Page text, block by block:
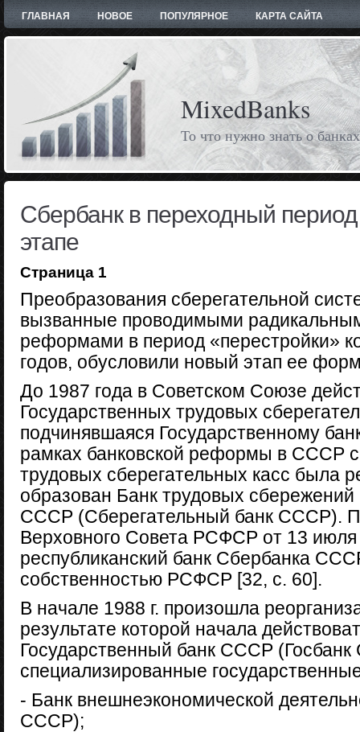
ГЛАВНАЯ НОВОЕ ПОПУЛЯРНОЕ КАРТА САЙТА
MixedBanks
То что нужно знать о банках
Сбербанк в переходный
этапе
Страница 1
Преобразования сберегательной
вызванные проводимыми
реформами в период «перестройки»
годов, обусловили новый этап ее
До 1987 года в Советском Союзе
Государственных трудовых
подчинявшаяся Государственному
рамках банковской реформы в СССР
трудовых сберегательных касс была
образован Банк трудовых
СССР (Сберегательный банк СССР).
Верховного Совета РСФСР от 13 июля
республиканский банк Сбербанка
собственностью РСФСР [32, c. 60].
В начале 1988 г. произошла
результате которой начала
Государственный банк СССР
специализированные
- Банк внешнеэкономической
СССР);